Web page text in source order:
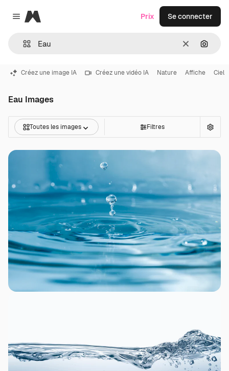
Close menu
Magnific
Effacer
Prix Se connecter
Créez une image IA Créez une vidéo IA Nature Affiche Ciel
Eau Images
Toutes les images Filtres